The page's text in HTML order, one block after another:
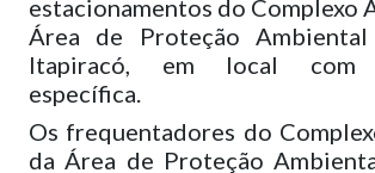
estacionamentos do Complexo
Área de Proteção
Itapiracó, em local com
específica.
Os frequentadores do
da Área de Proteção